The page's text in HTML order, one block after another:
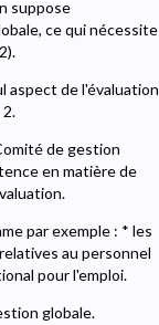
suppose
ce qui nécessite
aspect de l'évaluation
de gestion
en matière de
par exemple : * les
au personnel
pour l'emploi.
globale.